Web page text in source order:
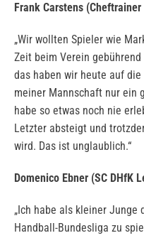
Frank Carstens
„Wir wollten Spieler wie
Zeit beim Verein
das haben wir heute auf
meiner Mannschaft nur ein
habe so etwas noch nie
Letzter absteigt und
wird. Das ist unglaublich.“
Domenico Ebner (SC DHfK
„Ich habe als kleiner
Handball-Bundesliga zu